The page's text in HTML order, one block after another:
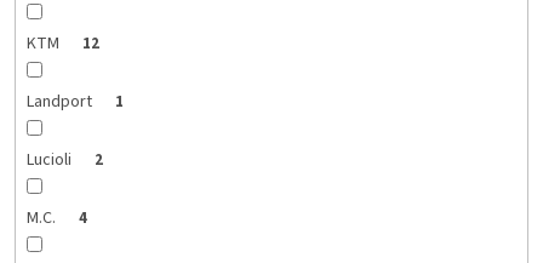
KTM 12
Landport 1
Lucioli 2
M.C. 4